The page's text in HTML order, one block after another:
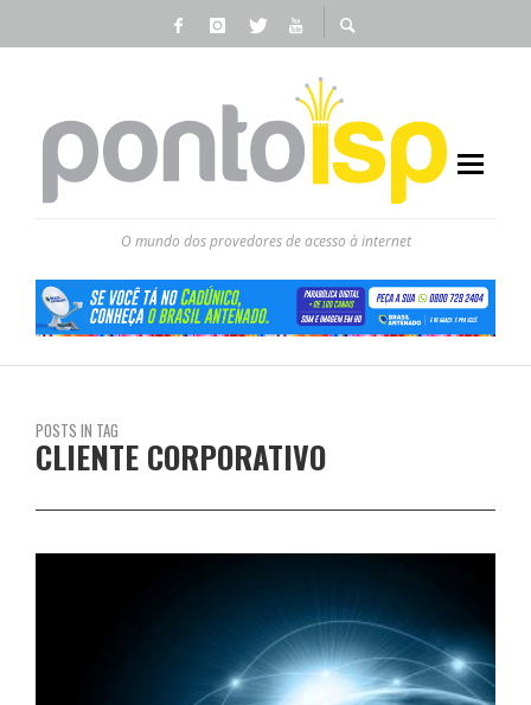
O mundo dos provedores de acesso à internet
POSTS IN TAG
CLIENTE CORPORATIVO